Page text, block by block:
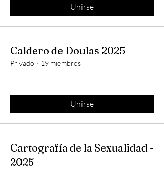
Unirse
Caldero de Doulas 2025
Privado · 19 miembros
Unirse
Cartografía de la Sexualidad -
2025